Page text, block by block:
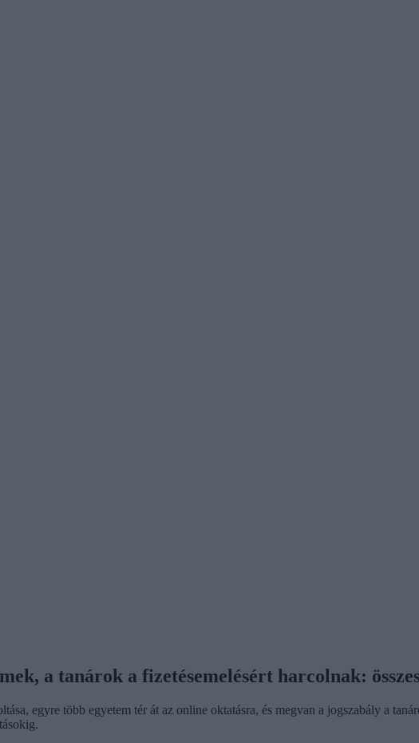
a tanárok a fizetésemelésért harcolnak:
egyre több egyetem tér át az online oktatásra, és megvan a jogszabály a